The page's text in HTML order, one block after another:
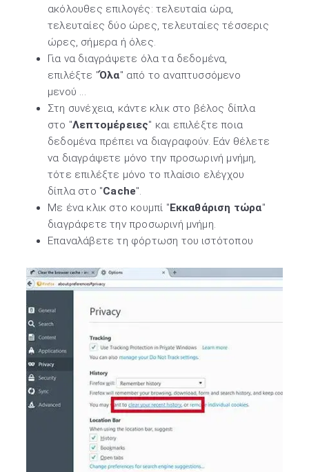
ακόλουθες επιλογές: τελευταία ώρα,
τελευταίες δύο ώρες, τελευταίες τέσσερις
ώρες, σήμερα ή όλες.
Για να διαγράψετε όλα τα δεδομένα,
επιλέξτε "Όλα" από το αναπτυσσόμενο
μενού ...
Στη συνέχεια, κάντε κλικ στο βέλος δίπλα
στο "Λεπτομέρειες" και επιλέξτε ποια
δεδομένα πρέπει να διαγραφούν. Εάν θέλετε
να διαγράψετε μόνο την προσωρινή μνήμη,
τότε επιλέξτε μόνο το πλαίσιο ελέγχου
δίπλα στο "Cache".
Με ένα κλικ στο κουμπί " Εκκαθάριση τώρα"
διαγράφετε την προσωρινή μνήμη.
Επαναλάβετε τη φόρτωση του ιστότοπου